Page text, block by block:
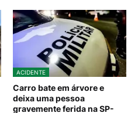
ACIDENTE
Carro bate em árvore e
deixa uma pessoa
gravemente ferida na SP-